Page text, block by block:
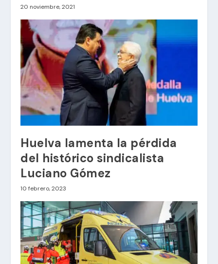
20 noviembre, 2021
Huelva lamenta la pérdida
del histórico sindicalista
Luciano Gómez
10 febrero, 2023